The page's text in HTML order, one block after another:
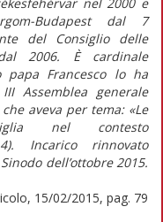
Budapest dal 7
del Consiglio delle
2006. È cardinale
papa Francesco lo ha
Assemblea generale
aveva per tema: «Le
nel contesto
Incarico rinnovato
dell’ottobre 2015.
15/02/2015, pag. 79